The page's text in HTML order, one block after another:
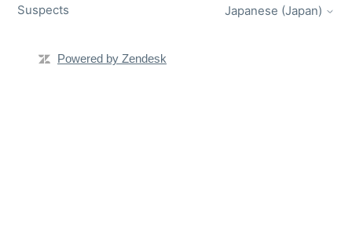
Suspects Japanese (Japan)
Powered by Zendesk